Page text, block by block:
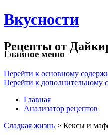
Вкусности
Рецепты от
Главное меню
Перейти к основному
Перейти к дополнительному
Главная
Анализатор рецептов
Сладкая жизнь > Кексы и